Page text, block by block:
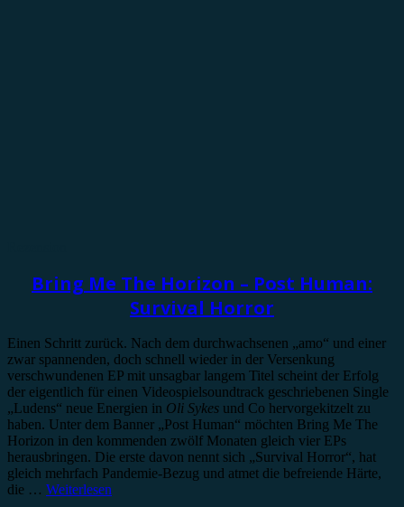
Bring Me The Horizon – Post Human:
Survival Horror
Einen Schritt zurück. Nach dem durchwachsenen „amo“ und einer
zwar spannenden, doch schnell wieder in der Versenkung
verschwundenen EP mit unsagbar langem Titel scheint der Erfolg
der eigentlich für einen Videospielsoundtrack geschriebenen Single
„Ludens“ neue Energien in Oli Sykes und Co hervorgekitzelt zu
haben. Unter dem Banner „Post Human“ möchten Bring Me The
Horizon in den kommenden zwölf Monaten gleich vier EPs
herausbringen. Die erste davon nennt sich „Survival Horror“, hat
gleich mehrfach Pandemie-Bezug und atmet die befreiende Härte,
die … Weiterlesen